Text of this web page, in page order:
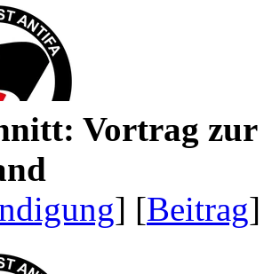
Vortrag zur
] [Beitrag